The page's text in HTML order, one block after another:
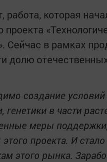
которая
проекта
Сейчас в рамках
долю
создание
генетики в части
меры
проекта. И
этого рынка.